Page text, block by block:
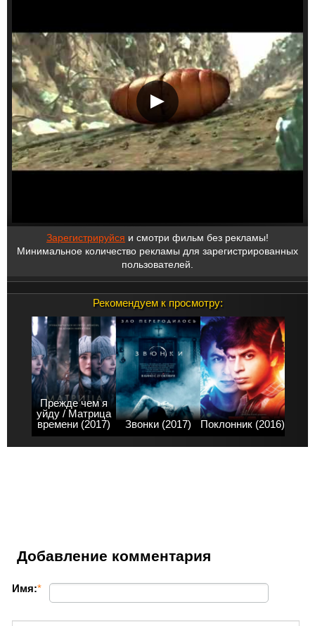
Зарегистрируйся и смотри фильм без рекламы!
Минимальное количество рекламы для зарегистрированных
пользователей.
Рекомендуем к просмотру:
Прежде чем я
уйду / Матрица
времени (2017)
Звонки (2017) Поклонник (2016)
Добавление комментария
Имя:*